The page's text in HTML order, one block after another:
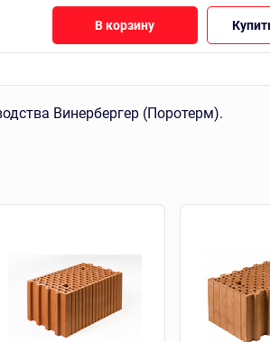
В корзину
Винербергер (Поротерм).